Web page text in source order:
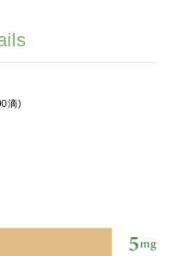
滴)